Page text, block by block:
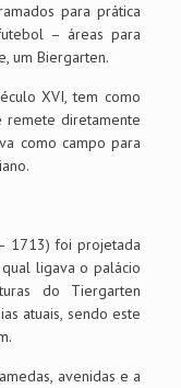
para prática
– áreas para
um Biergarten.
XVI, tem como
remete diretamente
como campo para
1713) foi projetada
ligava o palácio
do Tiergarten
atuais, sendo este
avenidas e a